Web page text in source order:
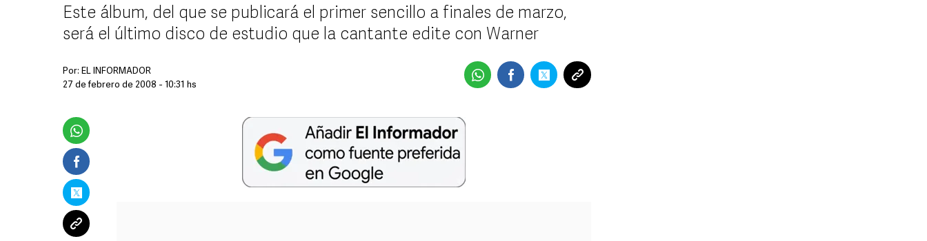
Este álbum, del que se publicará el primer sencillo a finales de marzo,
será el último disco de estudio que la cantante edite con Warner
Por: EL INFORMADOR
27 de febrero de 2008 - 10:31 hs